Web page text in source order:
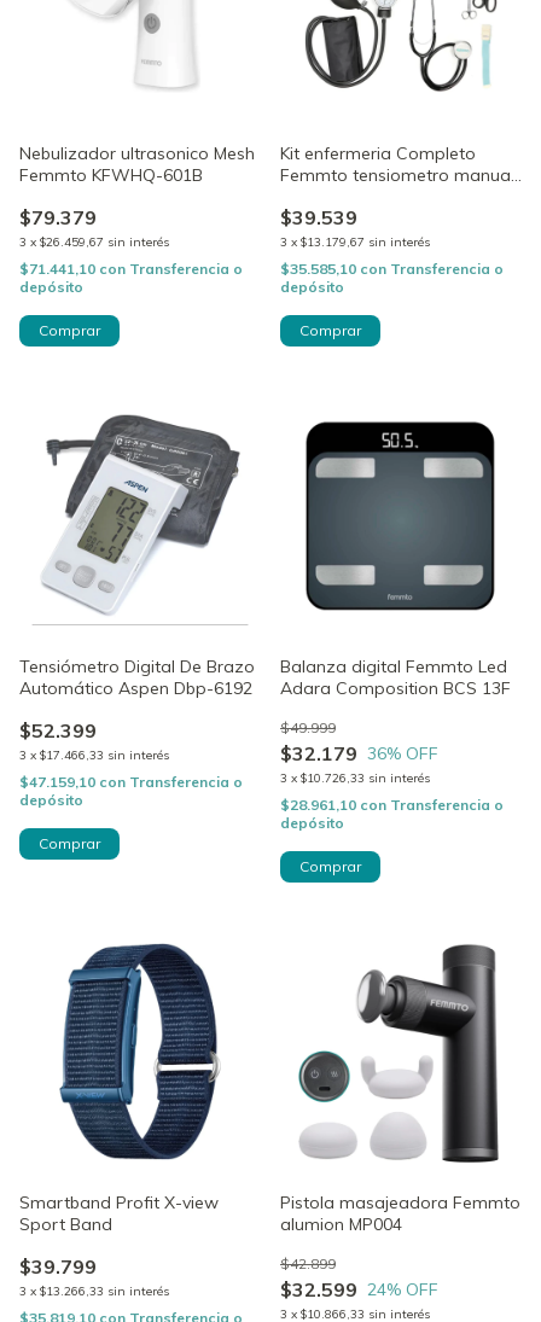
Nebulizador ultrasonico Mesh
Femmto KFWHQ-601B
$79.379
3 x $26.459,67 sin interés
$71.441,10 con Transferencia o
depósito
Kit enfermeria Completo
Femmto tensiometro manual
Lazo esfingomanometro de
Palma
$39.539
3 x $13.179,67 sin interés
$35.585,10 con Transferencia o
depósito
Tensiómetro Digital De Brazo
Automático Aspen Dbp-6192
$52.399
3 x $17.466,33 sin interés
$47.159,10 con Transferencia o
depósito
Balanza digital Femmto Led
Adara Composition BCS 13F
$32.179
$49.999
36% OFF
3 x $10.726,33 sin interés
$28.961,10 con Transferencia o
depósito
Smartband Profit X-view
Sport Band
$39.799
3 x $13.266,33 sin interés
$35.819,10 con Transferencia o
Pistola masajeadora Femmto
alumion MP004
$32.599
$42.899
24% OFF
3 x $10.866,33 sin interés